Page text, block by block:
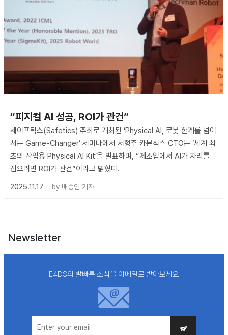
“피지컬 AI 성공, ROI가 관건”
세이프틱스(Safetics) 주최로 개최된 ‘Physical AI, 로봇 한계를 넘어
서는 Game-Changer’ 세미나에서 서형주 카본식스 CTO는 ‘세계 최
초의 산업용 Physical AI Kit’을 발표하며, “제조업에서 AI가 자리를
잡으려면 ROI가 관건”이라고 밝혔다.
2025.11.17
by 배종인 기자
Newsletter
E4DS의 발빠른 소식을 이메일로 받아보세요